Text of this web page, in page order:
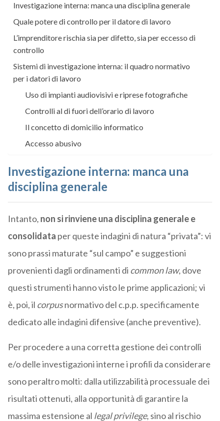
Investigazione interna: manca una disciplina generale
Quale potere di controllo per il datore di lavoro
L’imprenditore rischia sia per difetto, sia per eccesso di
controllo
Sistemi di investigazione interna: il quadro normativo
per i datori di lavoro
Uso di impianti audiovisivi e riprese fotografiche
Controlli al di fuori dell’orario di lavoro
Il concetto di domicilio informatico
Accesso abusivo
Investigazione interna: manca una
disciplina generale
Intanto, non si rinviene una disciplina generale e
consolidata per queste indagini di natura “privata”: vi
sono prassi maturate “sul campo” e suggestioni
provenienti dagli ordinamenti di common law, dove
questi strumenti hanno visto le prime applicazioni; vi
è, poi, il corpusnormativo del c.p.p. specificamente
dedicato alle indagini difensive (anche preventive).
Per procedere a una corretta gestione dei controlli
e/o delle investigazioni interne i profili da considerare
sono peraltro molti: dalla utilizzabilità processuale dei
risultati ottenuti, alla opportunità di garantire la
massima estensione al legal privilege, sino al rischio